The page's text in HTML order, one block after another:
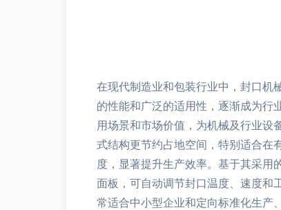
在现代制造业和包装行业中，封口机
的性能和广泛的适用性，逐渐成为行
用场景和市场价值，为机械及行业设
式结构更节约占地空间，特别适合在
度，显著提升生产效率。基于其采用
面板，可自动调节封口温度、速度和
常适合中小型企业和定向标准化生产